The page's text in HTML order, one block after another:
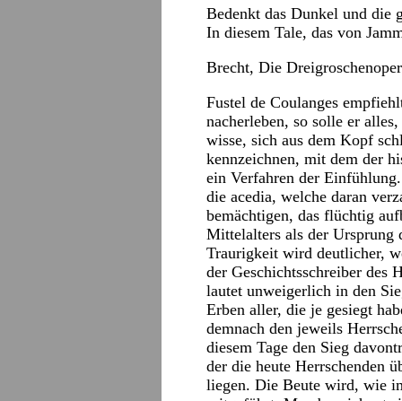
Bedenkt das Dunkel und die
In diesem Tale, das von
Brecht, Die Dreigroschenoper
Fustel de Coulanges
nacherleben, so solle er
wisse, sich aus dem Kopf
kennzeichnen, mit dem der
ein Verfahren der
die acedia, welche daran
bemächtigen, das flüchtig
Mittelalters als der
Traurigkeit wird deutlicher,
der Geschichtsschreiber
lautet unweigerlich in den
Erben aller, die je gesiegt
demnach den jeweils
diesem Tage den Sieg
der die heute Herrschenden
liegen. Die Beute wird, wie